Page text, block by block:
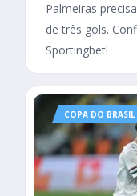
Palmeiras
de três gols.
Sportingbet!
COPA DO BRASIL